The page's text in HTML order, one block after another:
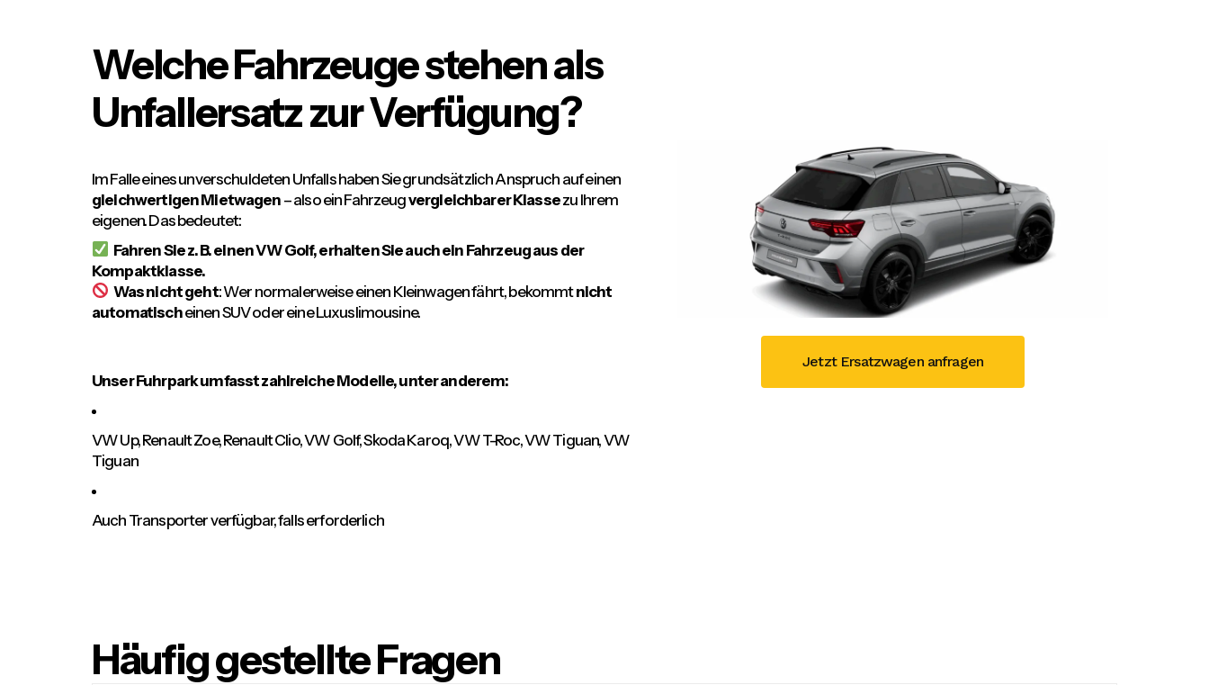
Welche Fahrzeuge stehen als
Unfallersatz zur Verfügung?
Im Falle eines unverschuldeten Unfalls haben Sie grundsätzlich Anspruch auf einen
gleichwertigen Mietwagen – also ein Fahrzeugvergleichbarer Klassezu Ihrem
eigenen. Das bedeutet:
Fahren Sie z. B. einen VW Golf, erhalten Sie auch ein Fahrzeug aus der
Kompaktklasse.
Was nicht geht: Wer normalerweise einen Kleinwagen fährt, bekommtnicht
automatischeinen SUV oder eine Luxuslimousine.
Unser Fuhrpark umfasst zahlreiche Modelle, unter anderem:
VW Up, Renault Zoe, Renault Clio, VW Golf, Skoda Karoq, VW T-Roc, VW Tiguan, VW
Tiguan
Auch Transporter verfügbar, falls erforderlich
Jetzt Ersatzwagen anfragen
Häufig gestellte Fragen